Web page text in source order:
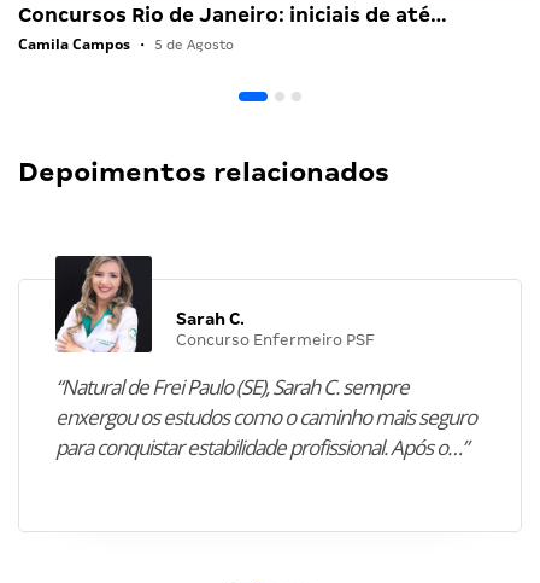
Concursos Rio de Janeiro: iniciais de até…
Camila Campos • 5 de Agosto
Depoimentos relacionados
Sarah C.
Concurso Enfermeiro PSF
“Natural de Frei Paulo (SE), Sarah C. sempre
enxergou os estudos como o caminho mais seguro
para conquistar estabilidade profissional. Após o…”